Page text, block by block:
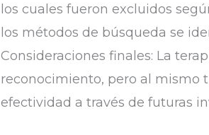
los cuales fueron excluidos
los métodos de búsqueda se
Consideraciones finales: La
reconocimiento, pero al mismo
efectividad a través de futuras